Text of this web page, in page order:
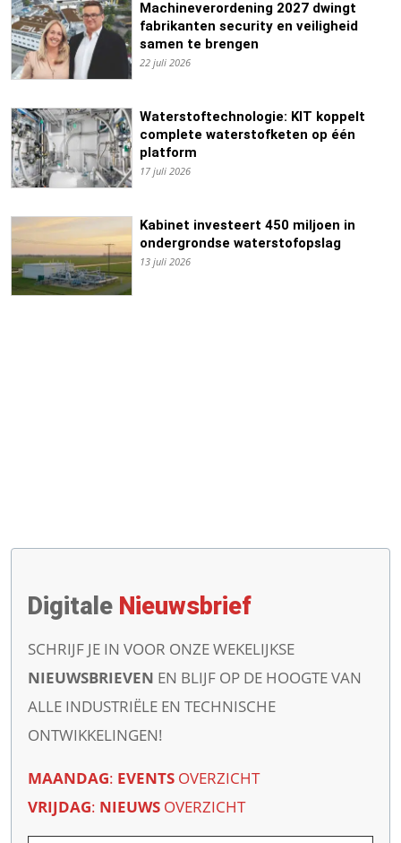
Machineverordening 2027 dwingt
fabrikanten security en veiligheid
samen te brengen
22 juli 2026
Waterstoftechnologie: KIT koppelt
complete waterstofketen op één
platform
17 juli 2026
Kabinet investeert 450 miljoen in
ondergrondse waterstofopslag
13 juli 2026
Digitale Nieuwsbrief
SCHRIJF JE IN VOOR ONZE WEKELIJKSE
NIEUWSBRIEVEN EN BLIJF OP DE HOOGTE VAN
ALLE INDUSTRIËLE EN TECHNISCHE
ONTWIKKELINGEN!
MAANDAG: EVENTS OVERZICHT
VRIJDAG: NIEUWS OVERZICHT